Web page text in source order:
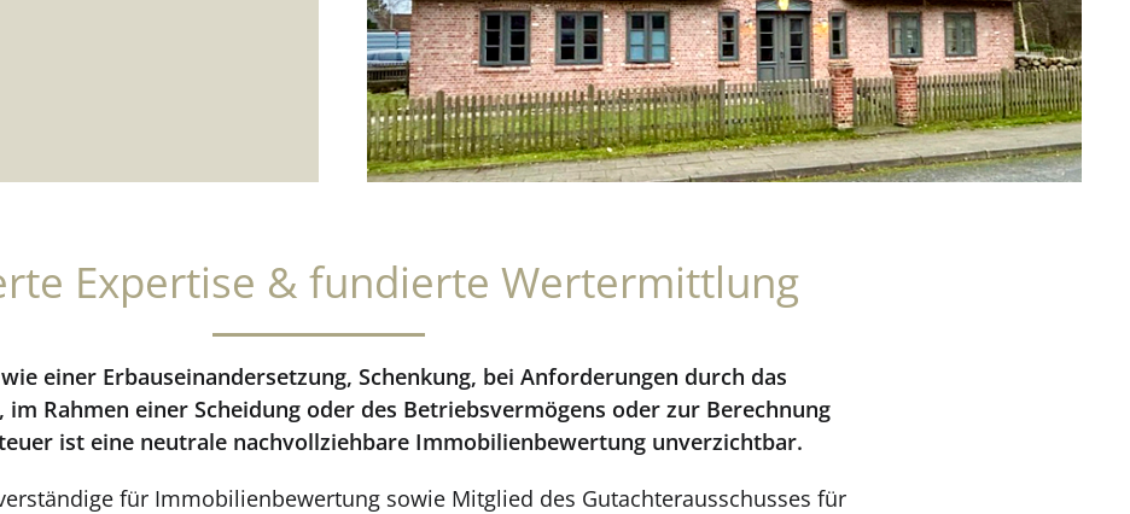
Expertise & fundierte Wertermittlung
einer Erbauseinandersetzung, Schenkung, bei Anforderungen durch das
im Rahmen einer Scheidung oder des Betriebsvermögens oder zur Berechnung
ist eine neutrale nachvollziehbare Immobilienbewertung unverzichtbar.
für Immobilienbewertung sowie Mitglied des Gutachterausschusses für